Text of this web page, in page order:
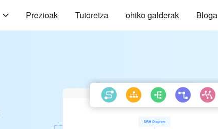
Prezioak Tutoretza ohiko galderak Bloga